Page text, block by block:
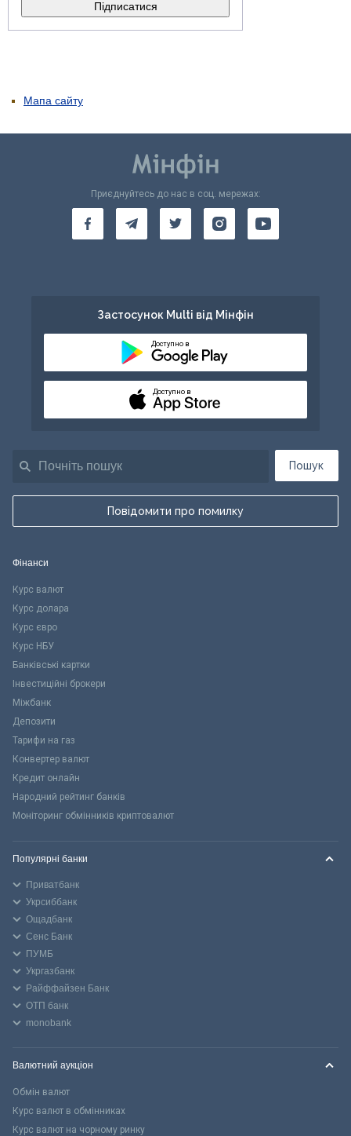
Мапа сайту
Пошук
Повідомити про помилку
Приєднуйтесь до нас в соц. мережах:
Застосунок Multi від Мінфін
Доступно в
Доступно в
Фінанси
Курс валют
Курс долара
Курс євро
Курс НБУ
Банківські картки
Інвестиційні брокери
Міжбанк
Депозити
Тарифи на газ
Конвертер валют
Кредит онлайн
Народний рейтинг банків
Моніторинг обмінників криптовалют
Популярні банки
Приватбанк
Укрсиббанк
Ощадбанк
Сенс Банк
ПУМБ
Укргазбанк
Райффайзен Банк
ОТП банк
monobank
Валютний аукціон
Обмін валют
Курс валют в обмінниках
Курс валют на чорному ринку